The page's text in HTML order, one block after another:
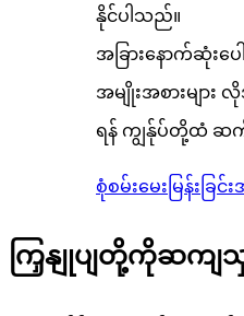
နိုင်ပါသည်။
အခြားနောက်ဆုံးပ
အမျိုးအစားမျာ
ရန် ကျွန်ုပ်တို့ထံ ဆ
စုံစမ်းမေးမြန်းခြင်း
ကြှနျုပျတို့ကိုဆကျသှ